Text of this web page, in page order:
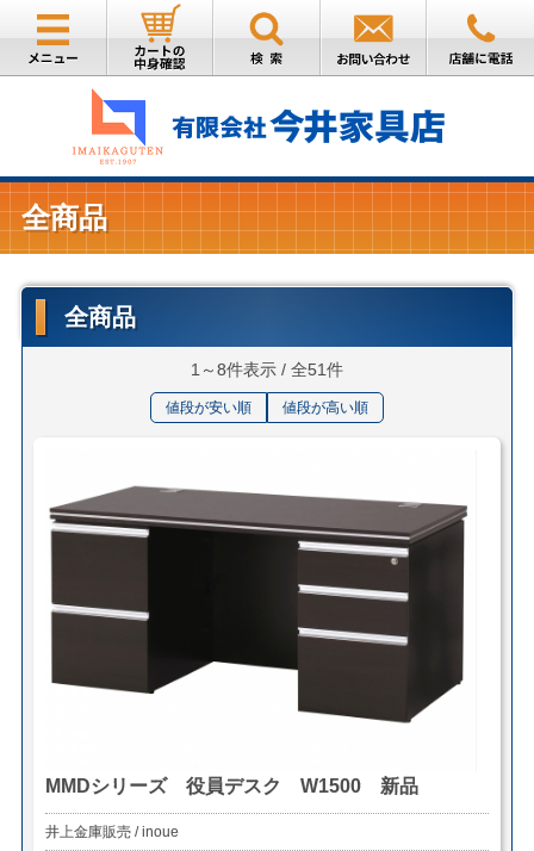
全商品
全商品
1～8件表示 / 全51件
値段が安い順 値段が高い順
MMDシリーズ 役員デスク W1500 新品
井上金庫販売 / inoue